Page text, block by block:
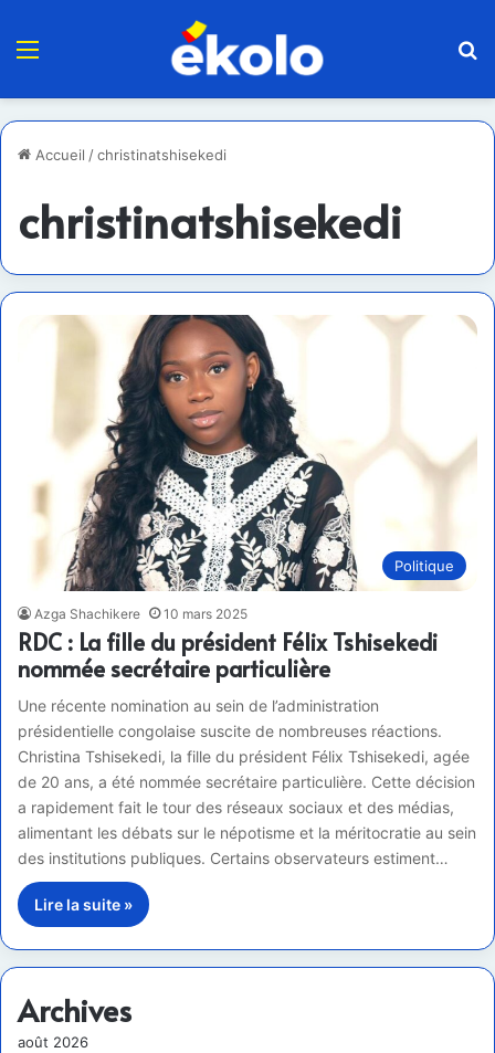
Menu
Accueil /christinatshisekedi
christinatshisekedi
Politique
Azga Shachikere 10 mars 2025
RDC : La fille du président Félix Tshisekedi
nommée secrétaire particulière
Une récente nomination au sein de l’administration
présidentielle congolaise suscite de nombreuses réactions.
Christina Tshisekedi, la fille du président Félix Tshisekedi, agée
de 20 ans, a été nommée secrétaire particulière. Cette décision
a rapidement fait le tour des réseaux sociaux et des médias,
alimentant les débats sur le népotisme et la méritocratie au sein
des institutions publiques. Certains observateurs estiment…
Lire la suite »
Archives
août 2026